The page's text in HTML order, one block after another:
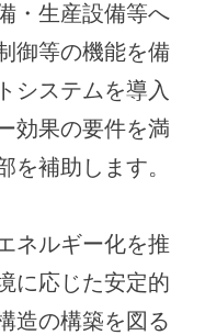
・生産設備等へ
御等の機能を備
システムを導入
効果の要件を満
を補助します。
ネルギー化を推
に応じた安定的
造の構築を図る